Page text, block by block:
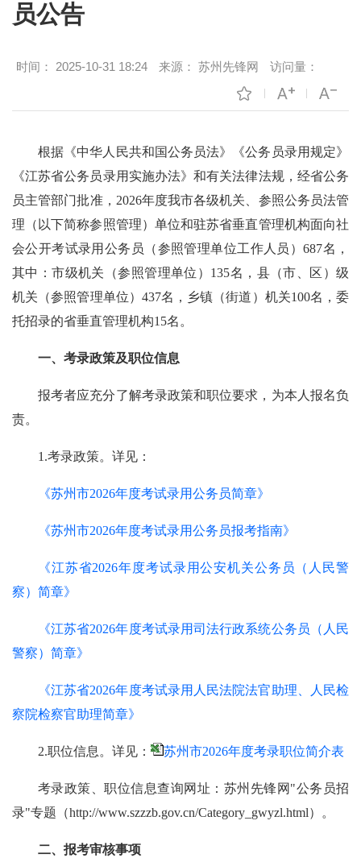
员公告
时间： 2025-10-31 18:24 来源： 苏州先锋网 访问量：
根据《中华人民共和国公务员法》《公务员录用规定》
《江苏省公务员录用实施办法》和有关法律法规，经省公务
员主管部门批准，2026年度我市各级机关、参照公务员法管
理（以下简称参照管理）单位和驻苏省垂直管理机构面向社
会公开考试录用公务员（参照管理单位工作人员）687名，
其中：市级机关（参照管理单位）135名，县（市、区）级
机关（参照管理单位）437名，乡镇（街道）机关100名，委
托招录的省垂直管理机构15名。
一、考录政策及职位信息
报考者应充分了解考录政策和职位要求，为本人报名负
责。
1.考录政策。详见：
《苏州市2026年度考试录用公务员简章》
《苏州市2026年度考试录用公务员报考指南》
《江苏省2026年度考试录用公安机关公务员（人民警
察）简章》
《江苏省2026年度考试录用司法行政系统公务员（人民
警察）简章》
《江苏省2026年度考试录用人民法院法官助理、人民检
察院检察官助理简章》
2.职位信息。详见： 苏州市2026年度考录职位简介表
考录政策、职位信息查询网址：苏州先锋网"公务员招
录"专题（http://www.szzzb.gov.cn/Category_gwyzl.html）。
二、报考审核事项